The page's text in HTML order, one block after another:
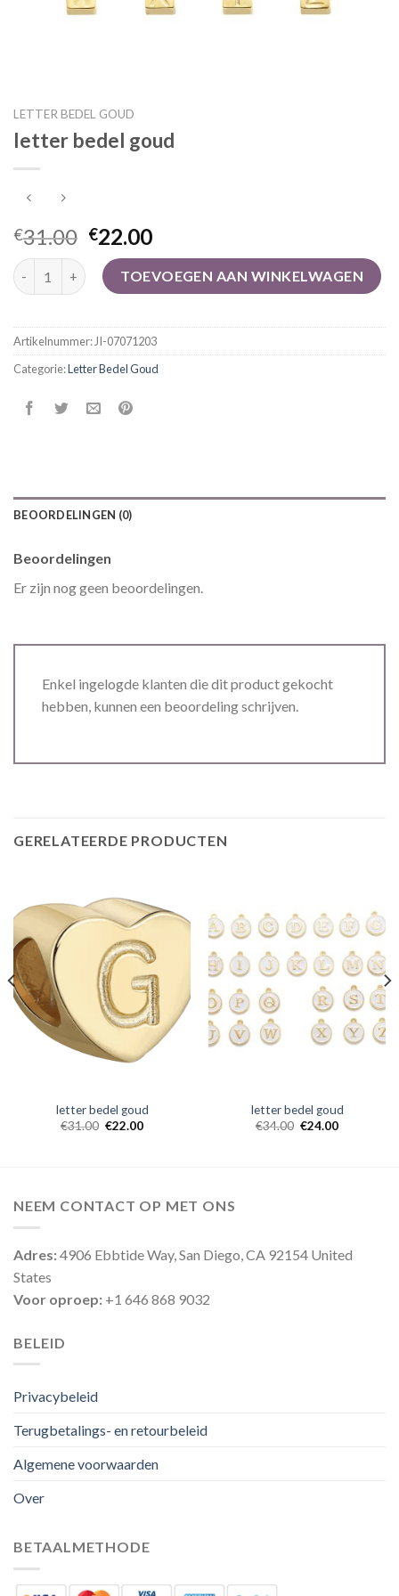
LETTER BEDEL GOUD
letter bedel goud
€31.00 €22.00
letter bedel goud aantalTOEVOEGEN AAN WINKELWAGEN
Artikelnummer:JI-07071203
Categorie:Letter Bedel Goud
BEOORDELINGEN (0)
Beoordelingen
Er zijn nog geen beoordelingen.
Enkel ingelogde klanten die dit product gekocht
hebben, kunnen een beoordeling schrijven.
GERELATEERDE PRODUCTEN
letter bedel goud
€31.00 €22.00
letter bedel goud
€34.00 €24.00
NEEM CONTACT OP MET ONS
Adres:4906 Ebbtide Way, San Diego, CA 92154 United
States
Voor oproep: +1 646 868 9032
BELEID
Privacybeleid
Terugbetalings- en retourbeleid
Algemene voorwaarden
Over
BETAALMETHODE